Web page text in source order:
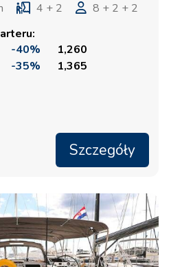
4 + 2
8 + 2 + 2
-40%
1,260
-35% 1,365
Szczegóły